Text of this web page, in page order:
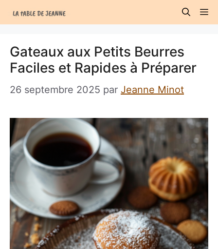
au
Gateaux aux Petits Beurres
Faciles et Rapides à Préparer
26 septembre 2025 par Jeanne Minot